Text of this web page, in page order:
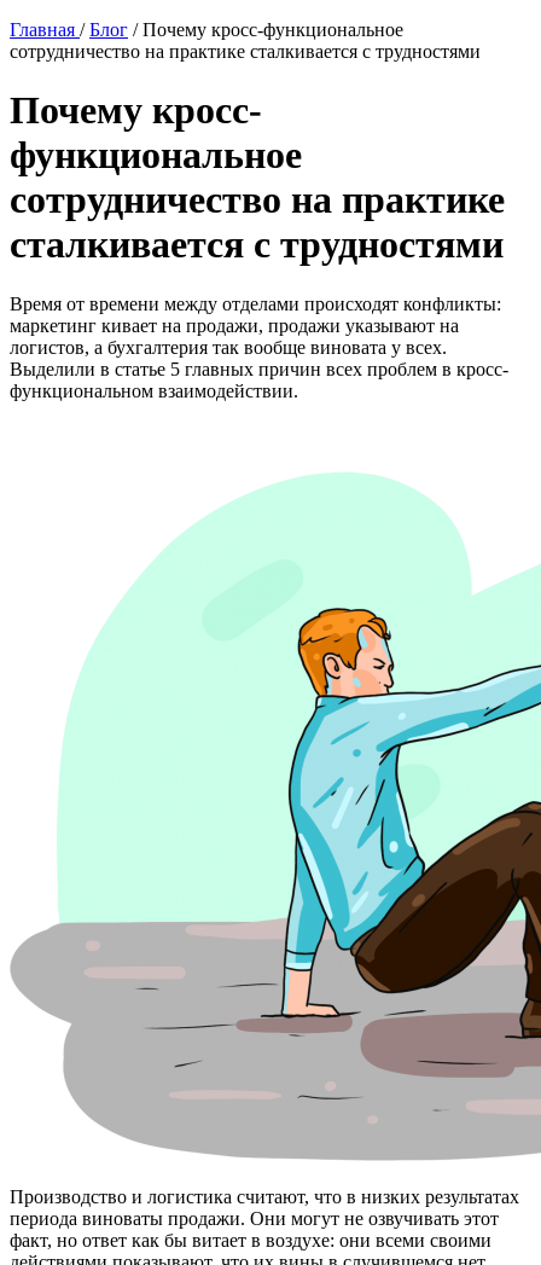
Главная /Блог /Почему кросс-функциональное
сотрудничество на практике сталкивается с трудностями
Почему кросс-
функциональное
сотрудничество на практике
сталкивается с трудностями
Время от времени между отделами происходят конфликты:
маркетинг кивает на продажи, продажи указывают на
логистов, а бухгалтерия так вообще виновата у всех.
Выделили в статье 5 главных причин всех проблем в кросс-
функциональном взаимодействии.
Производство и логистика считают, что в низких результатах
периода виноваты продажи. Они могут не озвучивать этот
факт, но ответ как бы витает в воздухе: они всеми своими